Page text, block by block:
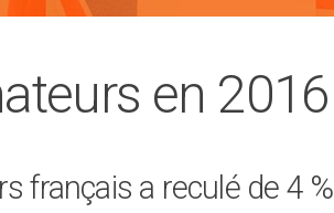
en 2016
français a reculé de 4 %